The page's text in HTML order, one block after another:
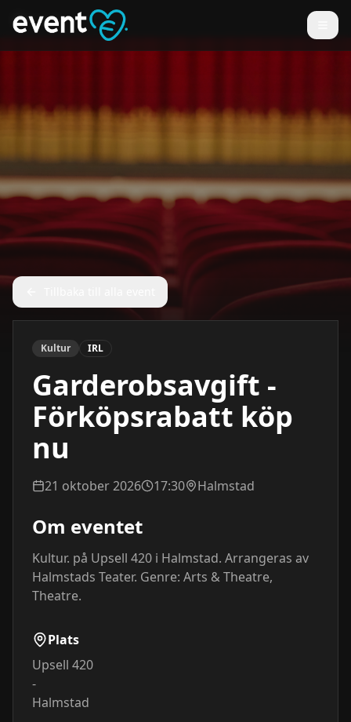
Kultur IRL
Garderobsavgift -
Förköpsrabatt köp
nu
21 oktober 2026 17:30 Halmstad
Om eventet
Kultur. på Upsell 420 i Halmstad. Arrangeras av
Halmstads Teater. Genre: Arts & Theatre,
Theatre.
Plats
Upsell 420
-
Halmstad